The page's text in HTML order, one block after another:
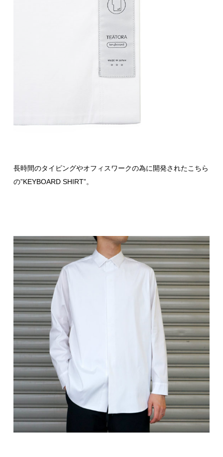
長時間のタイピングやオフィスワークの為に開発されたこちら
の”KEYBOARD SHIRT”。